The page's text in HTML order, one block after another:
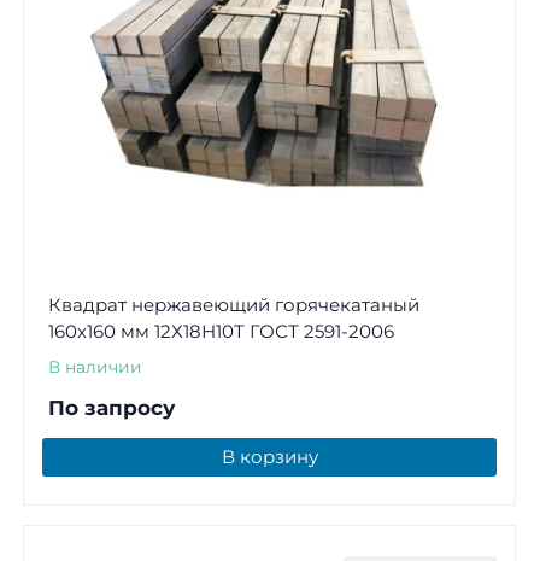
Квадрат нержавеющий горячекатаный
160х160 мм 12Х18Н10Т ГОСТ 2591-2006
В наличии
По запросу
В корзину